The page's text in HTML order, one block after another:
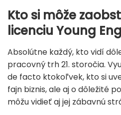
Kto si môže
licenciu Young
Absolútne každý, kto vidí
pracovný trh 21. storočia.
de facto ktokoľvek, kto si
fajn biznis, ale aj o dôležité
môžu vidieť aj jej zábavnú